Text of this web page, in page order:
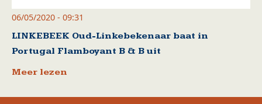
06/05/2020 - 09:31
LINKEBEEK Oud-Linkebekenaar baat in
Portugal Flamboyant B & B uit
Meer lezen